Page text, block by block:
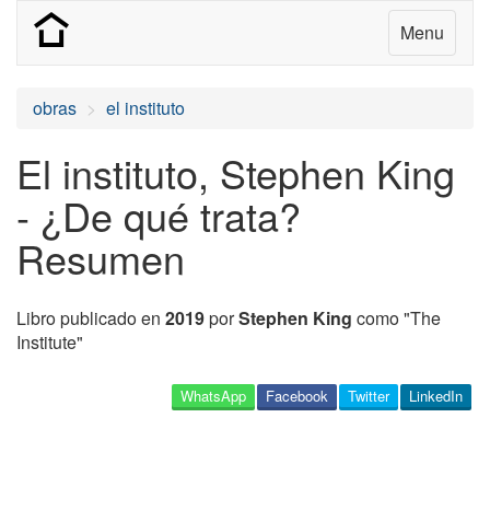
Menu
obras el instituto
El instituto, Stephen King
- ¿De qué trata?
Resumen
Libro publicado en 2019porStephen King como "The
Institute"
LinkedIn
Twitter
Facebook
WhatsApp